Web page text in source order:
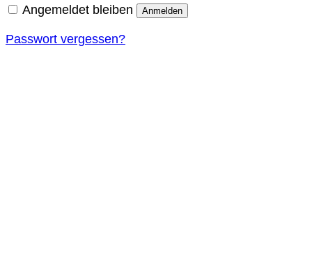
Angemeldet bleiben Anmelden
Passwort vergessen?